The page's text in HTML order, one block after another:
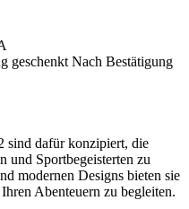
geschenkt Nach Bestätigung
sind dafür konzipiert, die
und Sportbegeisterten zu
modernen Designs bieten sie
Abenteuern zu begleiten.